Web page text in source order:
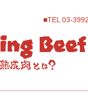
■TEL 03-